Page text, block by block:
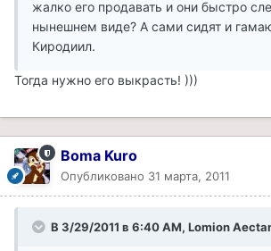
жалко его продавать и они быстро
нынешнем виде? А сами сидят и
Киродиил.
Тогда нужно его выкрасть! )))
Boma Kuro
Опубликовано 31 марта, 2011
В 3/29/2011 в 6:40 AM, Lomion